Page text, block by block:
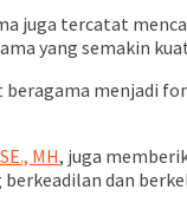
juga tercatat
yang semakin
menjadi
MH, juga
dan